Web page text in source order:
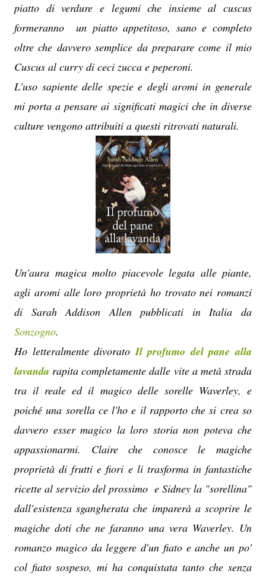
piatto di verdure e legumi che insieme al cuscus
formeranno un piatto appetitoso, sano e completo
oltre che davvero semplice da preparare come il mio
Cuscus al curry di ceci zucca e peperoni.
L'uso sapiente delle spezie e degli aromi in generale
mi porta a pensare ai significati magici che in diverse
culture vengono attribuiti a questi ritrovati naturali.
Un'aura magica molto piacevole legata alle piante,
agli aromi alle loro proprietà ho trovato nei romanzi
di Sarah Addison Allen pubblicati in Italia da
Sonzogno.
Ho letteralmente divoratoIl profumo del pane alla
lavanda rapita completamente dalle vite a metà strada
tra il reale ed il magico delle sorelle Waverley, e
poiché una sorella ce l'ho e il rapporto che si crea so
davvero esser magico la loro storia non poteva che
appassionarmi. Claire che conosce le magiche
proprietà di frutti e fiori e li trasforma in fantastiche
ricette al servizio del prossimo e Sidney la "sorellina"
dall'esistenza sgangherata che imparerà a scoprire le
magiche doti che ne faranno una vera Waverley. Un
romanzo magico da leggere d'un fiato e anche un po'
col fiato sospeso, mi ha conquistata tanto che senza